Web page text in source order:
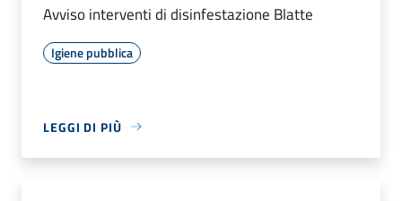
Avviso interventi di disinfestazione Blatte
Igiene pubblica
LEGGI DI PIÙ